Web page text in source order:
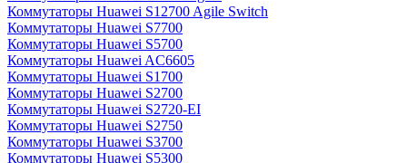
Коммутаторы Huawei S12700 Agile Switch
Коммутаторы Huawei S7700
Коммутаторы Huawei S5700
Коммутаторы Huawei AC6605
Коммутаторы Huawei S1700
Коммутаторы Huawei S2700
Коммутаторы Huawei S2720-EI
Коммутаторы Huawei S2750
Коммутаторы Huawei S3700
Коммутаторы Huawei S5300